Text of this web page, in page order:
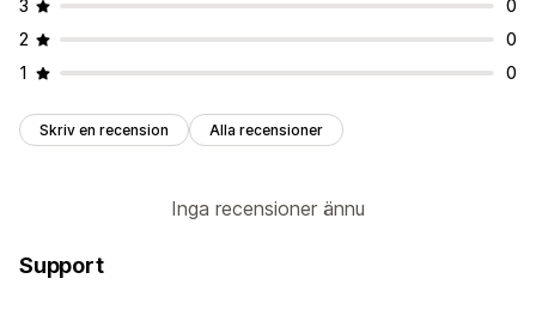
3
0
2
0
1
0
Skriv en recension Alla recensioner
Inga recensioner ännu
Support